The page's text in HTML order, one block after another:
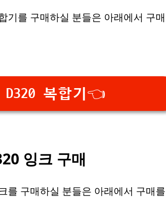
기를 구매하실 분들은 아래에서 구
D320 복합기👈
잉크 구매
를 구매하실 분들은 아래에서 구매